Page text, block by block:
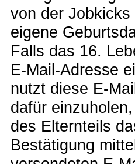
von der
eigene
Falls das 16.
E-Mail-Adresse
nutzt diese E-
dafür
des Elternteils
Bestätigung